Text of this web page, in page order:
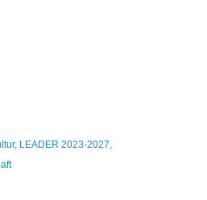
, LEADER 2023-2027,